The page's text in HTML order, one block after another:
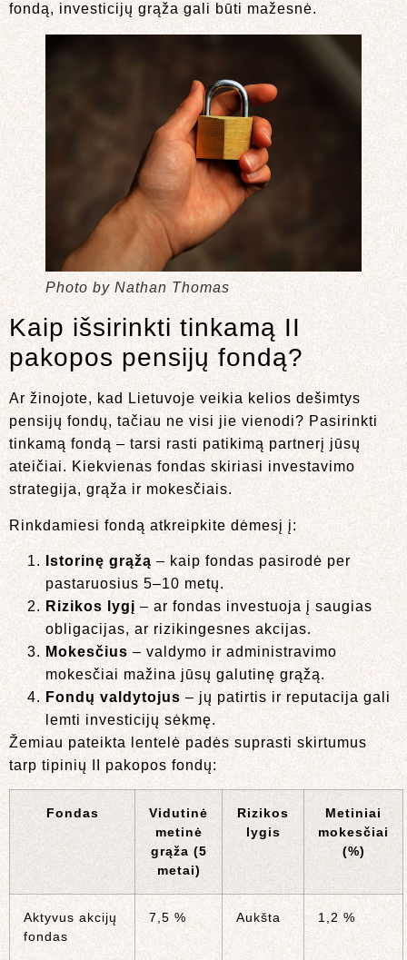
fondą, investicijų grąža gali būti mažesnė.
Photo by Nathan Thomas
Kaip išsirinkti tinkamą II
pakopos pensijų fondą?
Ar žinojote, kad Lietuvoje veikia kelios dešimtys
pensijų fondų, tačiau ne visi jie vienodi? Pasirinkti
tinkamą fondą – tarsi rasti patikimą partnerį jūsų
ateičiai. Kiekvienas fondas skiriasi investavimo
strategija, grąža ir mokesčiais.
Rinkdamiesi fondą atkreipkite dėmesį į:
Istorinę grąžą – kaip fondas pasirodė per
pastaruosius 5–10 metų.
Rizikos lygį – ar fondas investuoja į saugias
obligacijas, ar rizikingesnes akcijas.
Mokesčius – valdymo ir administravimo
mokesčiai mažina jūsų galutinę grąžą.
Fondų valdytojus – jų patirtis ir reputacija gali
lemti investicijų sėkmę.
Žemiau pateikta lentelė padės suprasti skirtumus
tarp tipinių II pakopos fondų:
Fondas
Vidutinė
metinė
grąža (5
metai)
Rizikos
lygis
Metiniai
mokesčiai
(%)
Aktyvus akcijų
fondas
7,5 % Aukšta 1,2 %